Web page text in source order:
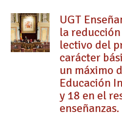
UGT
la
lectivo del
carácter
un máximo
Educación
y 18 en el
enseñanzas.